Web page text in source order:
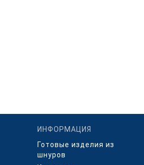
ИНФОРМАЦИЯ
Готовые изделия из
шнуров